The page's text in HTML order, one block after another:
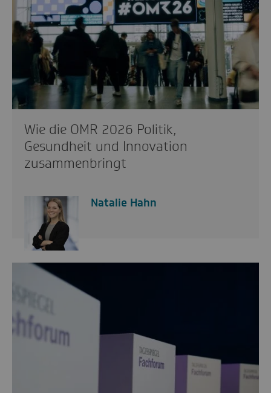
Wie die OMR 2026 Politik,
Gesundheit und Innovation
zusammenbringt
Natalie Hahn